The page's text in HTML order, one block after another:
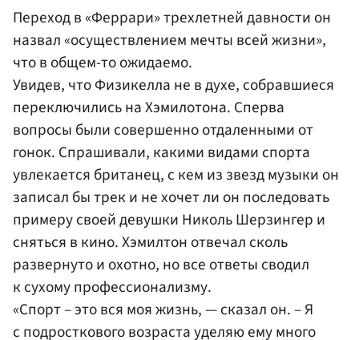
Переход в «Феррари» трехлетней давности он
назвал «осуществлением мечты всей жизни»,
что в общем-то ожидаемо.
Увидев, что Физикелла не в духе, собравшиеся
переключились на Хэмилотона. Сперва
вопросы были совершенно отдаленными от
гонок. Спрашивали, какими видами спорта
увлекается британец, с кем из звезд музыки он
записал бы трек и не хочет ли он последовать
примеру своей девушки НикольШерзингер и
сняться в кино. Хэмилтон отвечал сколь
развернуто и охотно, но все ответы сводил
к сухому профессионализму.
«Спорт – это вся моя жизнь, — сказал он. – Я
с подросткового возраста уделяю ему много